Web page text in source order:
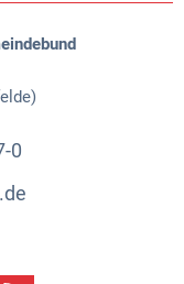
0